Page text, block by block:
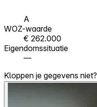
A
WOZ-waarde
€ 262.000
Eigendomssituatie
—
Kloppen je gegevens niet?